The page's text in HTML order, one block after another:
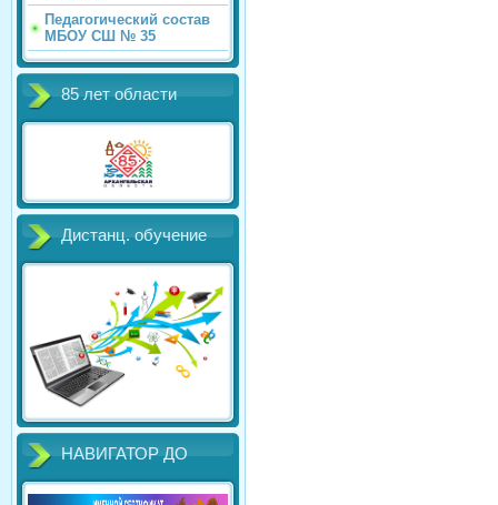
Педагогический состав
МБОУ СШ № 35
85 лет области
Дистанц. обучение
НАВИГАТОР ДО